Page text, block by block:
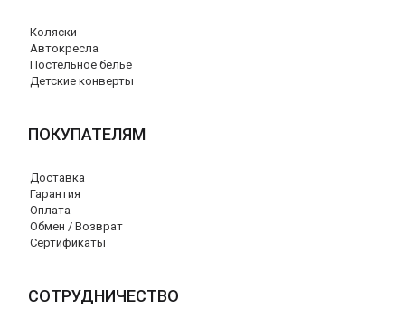
Коляски
Автокресла
Постельное белье
Детские конверты
ПОКУПАТЕЛЯМ
Доставка
Гарантия
Оплата
Обмен / Возврат
Сертификаты
СОТРУДНИЧЕСТВО